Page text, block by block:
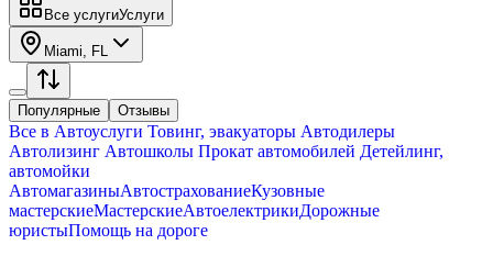
Все услугиУслуги
Miami, FL
Популярные Отзывы
Все в Автоуслуги Товинг, эвакуаторы Автодилеры
Автолизинг Автошколы Прокат автомобилей Детейлинг,
автомойки
АвтомагазиныАвтострахованиеКузовные
мастерскиеМастерскиеАвтоелектрикиДорожные
юристыПомощь на дороге